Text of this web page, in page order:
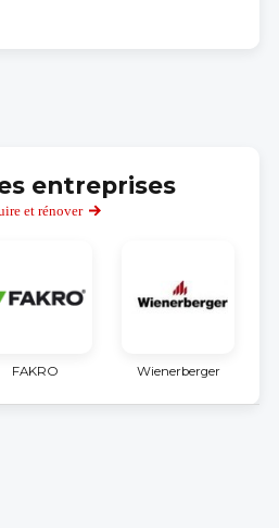
entreprises
et rénover
FAKRO Wienerberger